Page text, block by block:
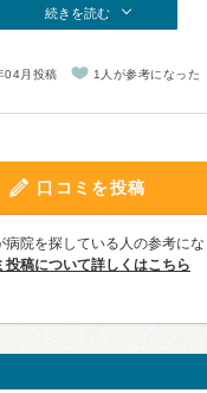
続きを読む
04月投稿 1人が参考になった
口コミを投稿
院を探している人の参考にな
投稿について詳しくはこちら